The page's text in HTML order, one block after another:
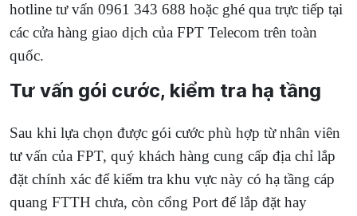
hotline tư vấn 0961 343 688 hoặc ghé qua trực tiếp tại
các cửa hàng giao dịch của FPT Telecom trên toàn
quốc.
Tư vấn gói cước, kiểm tra hạ tầng
Sau khi lựa chọn được gói cước phù hợp từ nhân viên
tư vấn của FPT, quý khách hàng cung cấp địa chỉ lắp
đặt chính xác để kiểm tra khu vực này có hạ tầng cáp
quang FTTH chưa, còn cổng Port để lắp đặt hay